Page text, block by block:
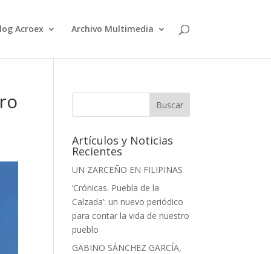
Acroex Archivo Multimedia
Artículos y Noticias
Recientes
UN ZARCEÑO EN FILIPINAS
‘Crónicas. Puebla de la
Calzada’: un nuevo periódico
para contar la vida de nuestro
pueblo
GABINO SÁNCHEZ GARCÍA,